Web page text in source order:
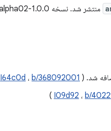
منتشر شد. نسخه 1.0.0-alpha02 شامل
I64c0d ، b/368092001
I09d92 ، b/
)